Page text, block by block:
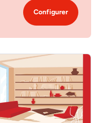
Configurer